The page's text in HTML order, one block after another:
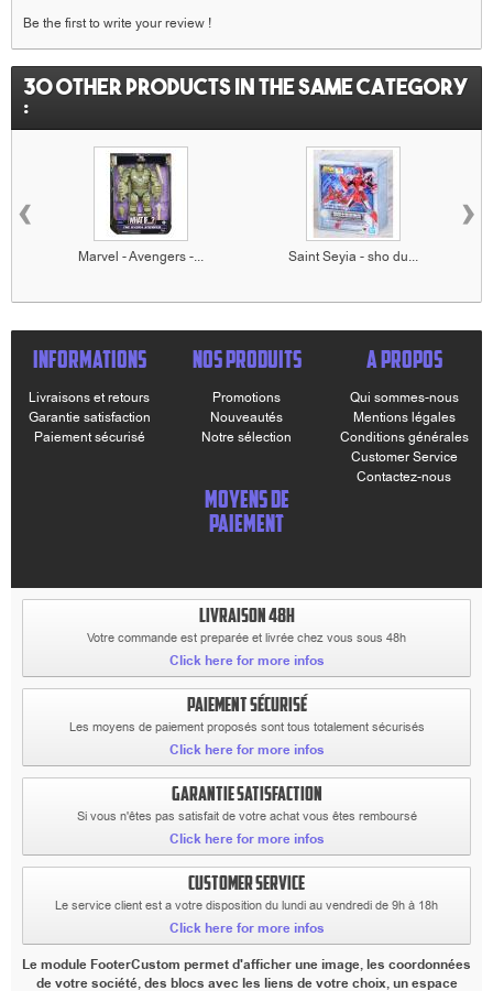
Be the first to write your review !
30 other products in the same category
:
Marvel - Avengers -... Saint Seyia - sho du...
‹ ›
INFORMATIONS
Livraisons et retours
Garantie satisfaction
Paiement sécurisé
NOS PRODUITS
Promotions
Nouveautés
Notre sélection
A PROPOS
Qui sommes-nous
Mentions légales
Conditions générales
Customer Service
Contactez-nous
MOYENS DE
PAIEMENT
LIVRAISON 48H
Votre commande est preparée et livrée chez vous sous 48h
Click here for more infos
PAIEMENT SÉCURISÉ
Les moyens de paiement proposés sont tous totalement sécurisés
Click here for more infos
GARANTIE SATISFACTION
Si vous n'êtes pas satisfait de votre achat vous êtes remboursé
Click here for more infos
CUSTOMER SERVICE
Le service client est a votre disposition du lundi au vendredi de 9h à 18h
Click here for more infos
Le module FooterCustom permet d'afficher une image, les coordonnées
de votre société, des blocs avec les liens de votre choix, un espace